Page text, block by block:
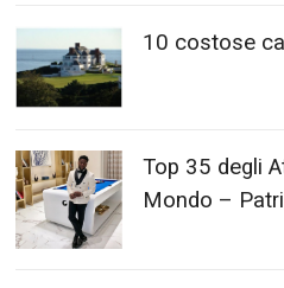
10 costose
Top 35 degli
Mondo –